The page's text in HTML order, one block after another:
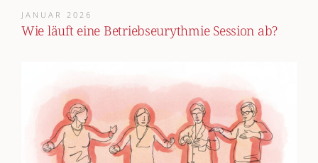
JANUAR 2026
Wie läuft eine Betriebseurythmie Session ab?